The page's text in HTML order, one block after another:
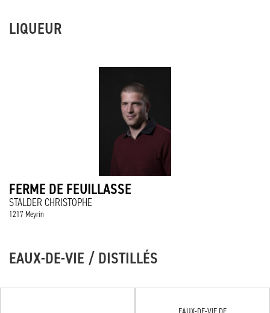
LIQUEUR
FERME DE FEUILLASSE
STALDER CHRISTOPHE
1217 Meyrin
EAUX-DE-VIE / DISTILLÉS
EAUX-DE-VIE DE